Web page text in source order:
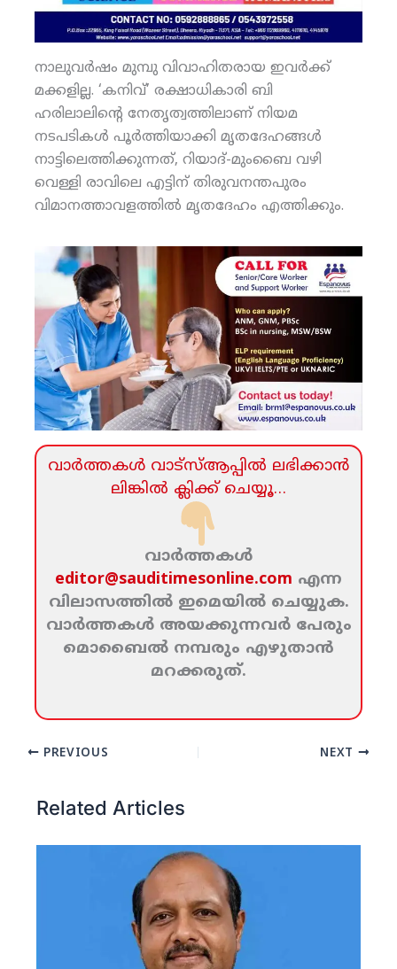
നാലുവര്‍ഷം മുമ്പു വിവാഹിതരായ ഇവര്‍ക്ക്
മക്കളില്ല. ‘കനിവ്’ രക്ഷാധികാരി ബി
ഹരിലാലിന്റെ നേതൃത്വത്തിലാണ് നിയമ
നടപടികള്‍ പൂര്‍ത്തിയാക്കി മൃതദേഹങ്ങള്‍
നാട്ടിലെത്തിക്കുന്നത്, റിയാദ്-മുംബൈ വഴി
വെള്ളി രാവിലെ എട്ടിന് തിരുവനന്തപുരം
വിമാനത്താവളത്തില്‍ മൃതദേഹം എത്തിക്കും.
വാര്‍ത്തകള്‍ വാട്‌സ്‌ആപ്പില്‍ ലഭിക്കാന്‍
ലിങ്കില്‍ ക്ലിക്ക്‌ ചെയ്യൂ…
വാര്‍ത്തകള്‍
editor@sauditimesonline.com എന്ന
വിലാസത്തില്‍ ഇമെയില്‍ ചെയ്യുക.
വാര്‍ത്തകള്‍ അയക്കുന്നവര്‍ പേരും
മൊബൈല്‍ നമ്പരും എഴുതാന്‍
മറക്കരുത്‌.
PREVIOUS NEXT
Related Articles